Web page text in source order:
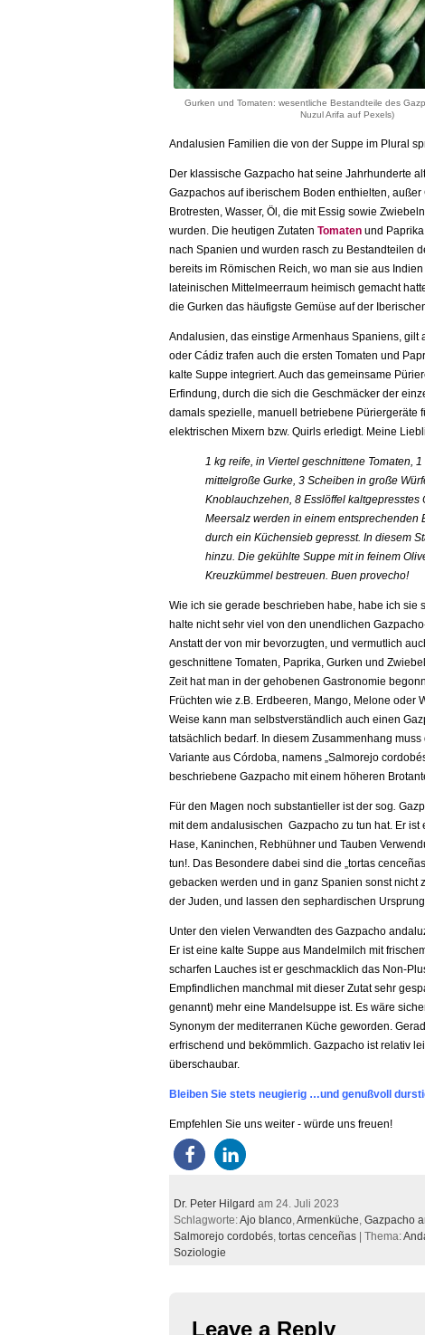
Gurken und Tomaten: wesentliche Bestandteile des
Nuzul Arifa auf Pexels)
Andalusien Familien die von der Suppe im Plural
Der klassische Gazpacho hat seine Jahrhunderte
Gazpachos auf iberischem Boden enthielten,
Brotresten, Wasser, Öl, die mit Essig sowie
wurden. Die heutigen Zutaten Tomaten und
nach Spanien und wurden rasch zu Bestandteilen
bereits im Römischen Reich, wo man sie aus
lateinischen Mittelmeerraum heimisch gemacht
die Gurken das häufigste Gemüse auf der
Andalusien, das einstige Armenhaus Spaniens,
oder Cádiz trafen auch die ersten Tomaten und
kalte Suppe integriert. Auch das gemeinsame
Erfindung, durch die sich die Geschmäcker der
damals spezielle, manuell betriebene Püriergeräte
elektrischen Mixern bzw. Quirls erledigt. Meine
1 kg reife, in Viertel geschnittene Tomaten,
mittelgroße Gurke, 3 Scheiben in große
Knoblauchzehen, 8 Esslöffel
Meersalz werden in einem
durch ein Küchensieb gepresst. In diesem
hinzu. Die gekühlte Suppe mit in feinem
Kreuzkümmel bestreuen. Buen provecho!
Wie ich sie gerade beschrieben habe, habe ich sie
halte nicht sehr viel von den unendlichen
Anstatt der von mir bevorzugten, und vermutlich
geschnittene Tomaten, Paprika, Gurken und
Zeit hat man in der gehobenen Gastronomie
Früchten wie z.B. Erdbeeren, Mango, Melone oder
Weise kann man selbstverständlich auch einen
tatsächlich bedarf. In diesem Zusammenhang
Variante aus Córdoba, namens „Salmorejo
beschriebene Gazpacho mit einem höheren
Für den Magen noch substantieller ist der sog.
mit dem andalusischen Gazpacho zu tun hat. Er
Hase, Kaninchen, Rebhühner und Tauben
tun!. Das Besondere dabei sind die „tortas
gebacken werden und in ganz Spanien sonst nicht
der Juden, und lassen den sephardischen
Unter den vielen Verwandten des Gazpacho
Er ist eine kalte Suppe aus Mandelmilch mit
scharfen Lauches ist er geschmacklich das Non-
Empfindlichen manchmal mit dieser Zutat sehr
genannt) mehr eine Mandelsuppe ist. Es wäre
Synonym der mediterranen Küche geworden.
erfrischend und bekömmlich. Gazpacho ist relativ
überschaubar.
Bleiben Sie stets neugierig …und genußvoll
Empfehlen Sie uns weiter - würde uns freuen!
Dr. Peter Hilgard am 24. Juli 2023
Schlagworte:Ajo blanco,Armenküche, Gazpacho
Salmorejo cordobés, tortas cenceñas | Thema:
Soziologie
Leave a Reply